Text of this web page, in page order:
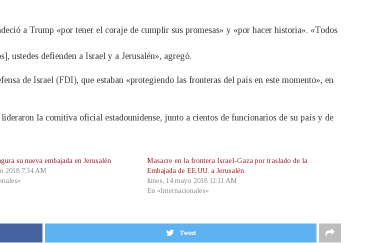
a Trump «por tener el coraje de cumplir sus promesas» y «por hacer historia». «Todos
ustedes defienden a Israel y a Jerusalén», agregó.
de Israel (FDI), que estaban «protegiendo las fronteras del país en este momento», en
la comitiva oficial estadounidense, junto a cientos de funcionarios de su país y de
su nueva embajada en Jerusalén
2018 7:34 AM
Masacre en la frontera Israel-Gaza por traslado de la
Embajada de EE.UU. a Jerusalén
lunes, 14 mayo 2018 11:11 AM
En «Internacionales»
Tweet